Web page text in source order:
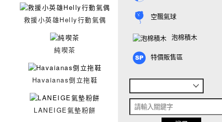
救援小英雄Helly行動氣偶
純喫茶
Havaianas倒立拖鞋
LANEIGE氣墊粉餅
空飄氣球
泡棉積木
特價販售區